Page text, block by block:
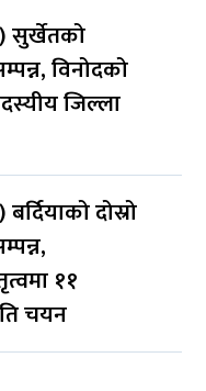
सुर्खेतको
विनोदको
जिल्ला
दोस्रो
११
चयन